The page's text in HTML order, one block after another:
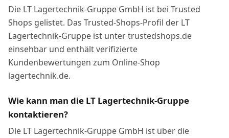
Die LT Lagertechnik-Gruppe GmbH ist bei Trusted
Shops gelistet. Das Trusted-Shops-Profil der LT
Lagertechnik-Gruppe ist unter trustedshops.de
einsehbar und enthält verifizierte
Kundenbewertungen zum Online-Shop
lagertechnik.de.
Wie kann man die LT Lagertechnik-Gruppe
kontaktieren?
Die LT Lagertechnik-Gruppe GmbH ist über die